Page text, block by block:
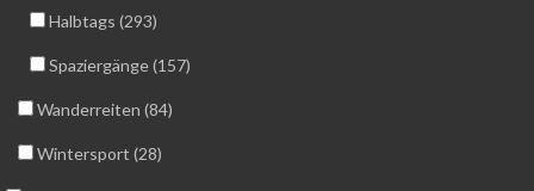
Halbtags (293)
Spaziergänge (157)
Wanderreiten (84)
Wintersport (28)